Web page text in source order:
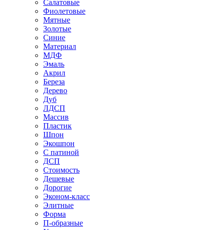
Салатовые
Фиолетовые
Мятные
Золотые
Синие
Материал
МДФ
Эмаль
Акрил
Береза
Дерево
Дуб
ЛДСП
Массив
Пластик
Шпон
Экошпон
С патиной
ДСП
Стоимость
Дешевые
Дорогие
Эконом-класс
Элитные
Форма
П-образные